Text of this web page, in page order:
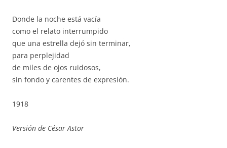
Donde la noche está vacía
como el relato interrumpido
que una estrella dejó sin terminar,
para perplejidad
de miles de ojos ruidosos,
sin fondo y carentes de expresión.
1918
Versión de César Astor